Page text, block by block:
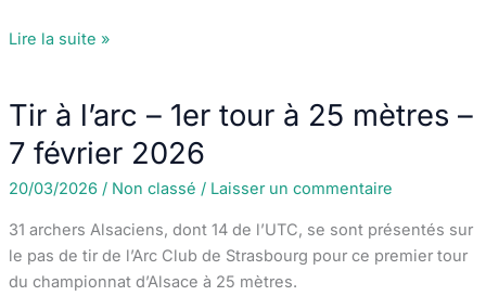
21
tournoi
de
belote
à
La
Bassotte
Lire la suite »
Tir à l’arc – 1er tour à 25 mètres –
7 février 2026
20/03/2026 / Non classé / Laisser un commentaire
31 archers Alsaciens, dont 14 de l’UTC, se sont présentés sur
le pas de tir de l’Arc Club de Strasbourg pour ce premier tour
du championnat d’Alsace à 25 mètres.